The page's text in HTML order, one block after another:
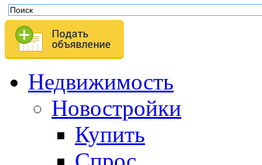
Недвижимость
Новостройки
Купить